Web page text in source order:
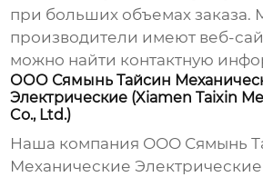
при больших объемах заказа.
производители имеют веб-
можно найти контактную
ООО Сямынь Тайсин
Электрические (Xiamen Taixin
Co., Ltd.)
Наша компания ООО Сямынь
Механические Электрические